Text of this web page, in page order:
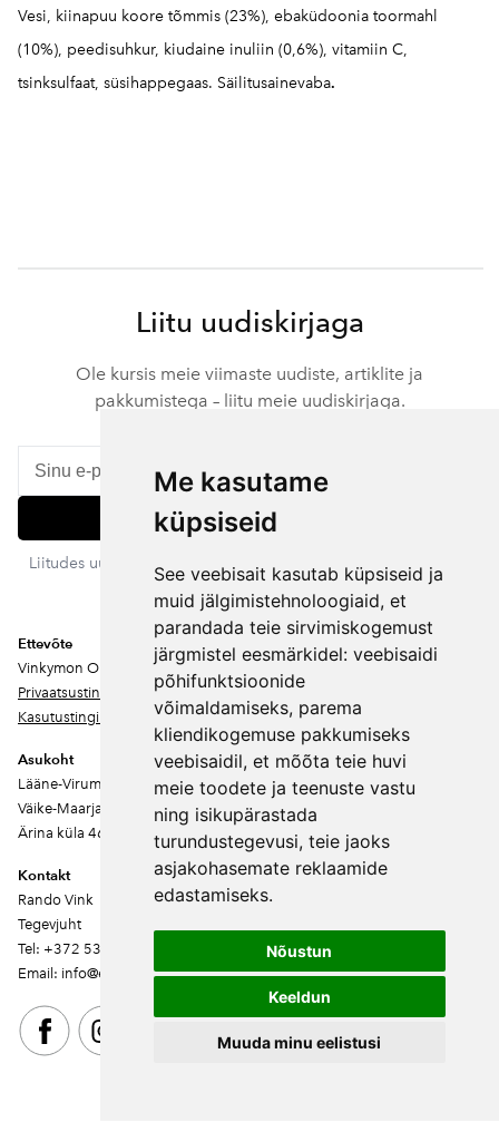
Me kasutame
küpsiseid
See veebisait kasutab küpsiseid ja
muid jälgimistehnoloogiaid, et
parandada teie sirvimiskogemust
järgmistel eesmärkidel: veebisaidi
põhifunktsioonide
võimaldamiseks, parema
kliendikogemuse pakkumiseks
veebisaidil, et mõõta teie huvi
meie toodete ja teenuste vastu
ning isikupärastada
turundustegevusi, teie jaoks
asjakohasemate reklaamide
edastamiseks.
Nõustun
Keeldun
Muuda minu eelistusi
Vesi, kiinapuu koore tõmmis (23%), ebaküdoonia toormahl
(10%), peedisuhkur, kiudaine inuliin (0,6%), vitamiin C,
tsinksulfaat, süsihappegaas. Säilitusainevaba.
Liitu uudiskirjaga
Ole kursis meie viimaste uudiste, artiklite ja
pakkumistega – liitu meie uudiskirjaga.
Liitu
Liitudes uudiskirjaga nõustud meie privaatsustingimustega. Sa
võid igal ajal tellimuse tühistada.
Ettevõte
Vinkymon OÜ
Privaatsustingimused
Kasutustingimused
Asukoht
Lääne-Virumaa
Väike-Maarja vald
Ärina küla 46202
Kontakt
Rando Vink
Tegevjuht
Tel: +372 53444844
Email: info@ebakudoonia.ee